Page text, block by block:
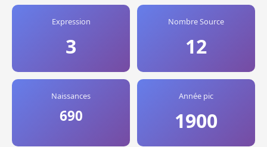
Expression
3
Nombre Source
12
Naissances
690
Année pic
1900